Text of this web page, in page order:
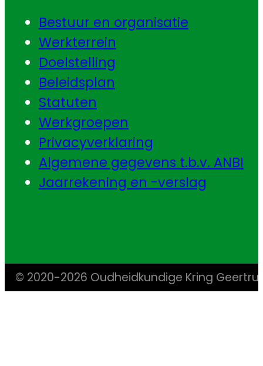
Bestuur en organisatie
Werkterrein
Doelstelling
Beleidsplan
Statuten
Werkgroepen
Privacyverklaring
Algemene gegevens t.b.v. ANBI
Jaarrekening en -verslag
© 2020-2026 Oudheidkundige Kring